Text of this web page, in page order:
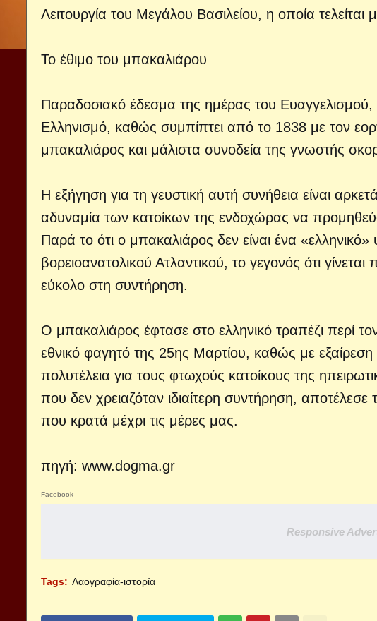
Λειτουργία του Μεγάλου Βασιλείου, η οποία τελείται
Το έθιμο του μπακαλιάρου
Παραδοσιακό έδεσμα της ημέρας του Ευαγγελισμού,
Ελληνισμό, καθώς συμπίπτει από το 1838 με τον
μπακαλιάρος και μάλιστα συνοδεία της γνωστής
Η εξήγηση για τη γευστική αυτή συνήθεια είναι
αδυναμία των κατοίκων της ενδοχώρας να
Παρά το ότι ο μπακαλιάρος δεν είναι ένα
βορειοανατολικού Ατλαντικού, το γεγονός ότι
εύκολο στη συντήρηση.
Ο μπακαλιάρος έφτασε στο ελληνικό τραπέζι περί
εθνικό φαγητό της 25ης Μαρτίου, καθώς με
πολυτέλεια για τους φτωχούς κατοίκους της
που δεν χρειαζόταν ιδιαίτερη συντήρηση,
που κρατά μέχρι τις μέρες μας.
πηγή: www.dogma.gr
Facebook
Responsive
Tags: Λαογραφία-ιστορία